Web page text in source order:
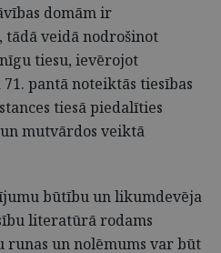
domām ir
tādā veidā nodrošinot
tiesu, ievērojot
pantā noteiktās tiesības
tiesā piedalīties
mutvārdos veiktā
būtību un likumdevēja
literatūrā rodams
runas un nolēmums var būt